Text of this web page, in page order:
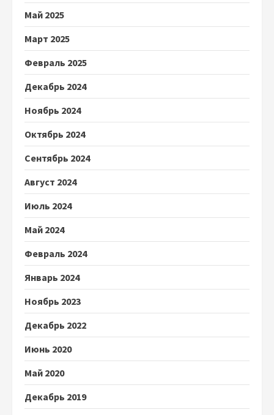
Май 2025
Март 2025
Февраль 2025
Декабрь 2024
Ноябрь 2024
Октябрь 2024
Сентябрь 2024
Август 2024
Июль 2024
Май 2024
Февраль 2024
Январь 2024
Ноябрь 2023
Декабрь 2022
Июнь 2020
Май 2020
Декабрь 2019